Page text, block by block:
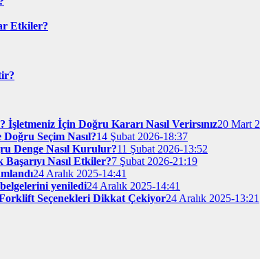
Etkiler?
İşletmeniz İçin Doğru Kararı Nasıl Verirsınız20 Mart
Seçim Nasıl?14 Şubat 2026-18:37
Denge Nasıl Kurulur?11 Şubat 2026-13:52
Başarıyı Nasıl Etkiler?7 Şubat 2026-21:19
24 Aralık 2025-14:41
yeniledi24 Aralık 2025-14:41
Seçenekleri Dikkat Çekiyor24 Aralık 2025-13:21